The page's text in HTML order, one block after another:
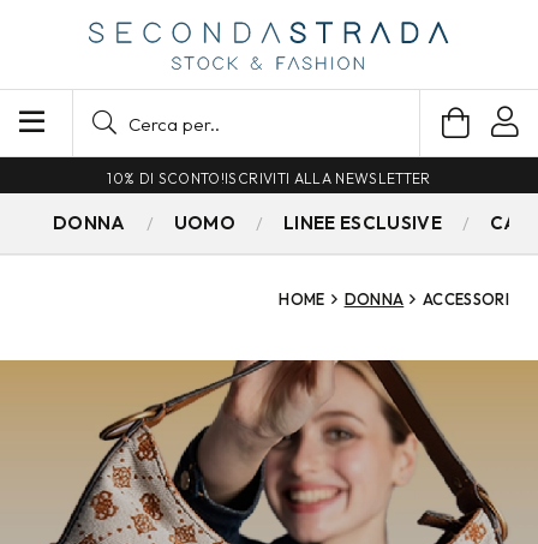
SPEDIZIONE GRATUITA PER ORDINI SUPERIORI A 79€
DONNA UOMO LINEE ESCLUSIVE
HOME DONNA ACCESSORI